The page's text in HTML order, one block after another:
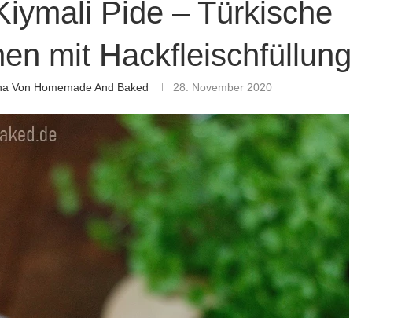
Pide – Türkische
mit Hackfleischfüllung
Von Homemade And Baked 28. November 2020